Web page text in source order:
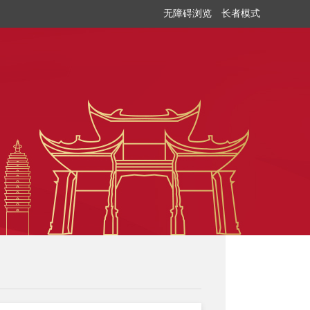
无障碍浏览 长者模式